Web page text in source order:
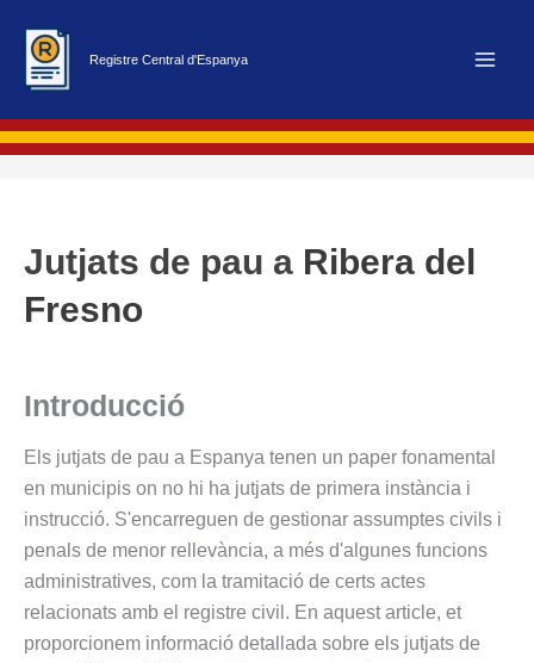
contingut
Registre Central d'Espanya
Jutjats de pau a Ribera del
Fresno
Introducció
Els jutjats de pau a Espanya tenen un paper fonamental
en municipis on no hi ha jutjats de primera instància i
instrucció. S'encarreguen de gestionar assumptes civils i
penals de menor rellevància, a més d'algunes funcions
administratives, com la tramitació de certs actes
relacionats amb el registre civil. En aquest article, et
proporcionem informació detallada sobre els jutjats de